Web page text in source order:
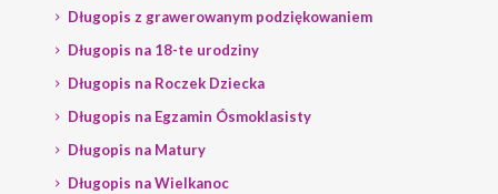
Długopis z grawerowanym podziękowaniem
Długopis na 18-te urodziny
Długopis na Roczek Dziecka
Długopis na Egzamin Ósmoklasisty
Długopis na Matury
Długopis na Wielkanoc